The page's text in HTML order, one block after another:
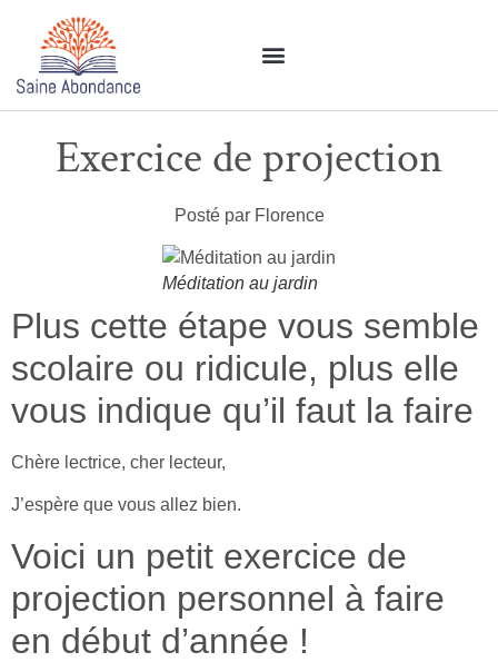
Exercice de projection
Posté par Florence
Méditation au jardin
Plus cette étape vous semble
scolaire ou ridicule, plus elle
vous indique qu’il faut la faire
Chère lectrice, cher lecteur,
J’espère que vous allez bien.
Voici un petit exercice de
projection personnel à faire
en début d’année !